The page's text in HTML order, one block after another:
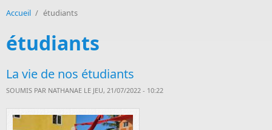
Accueil / étudiants
étudiants
La vie de nos étudiants
SOUMIS PAR NATHANAE LE JEU, 21/07/2022 - 10:22